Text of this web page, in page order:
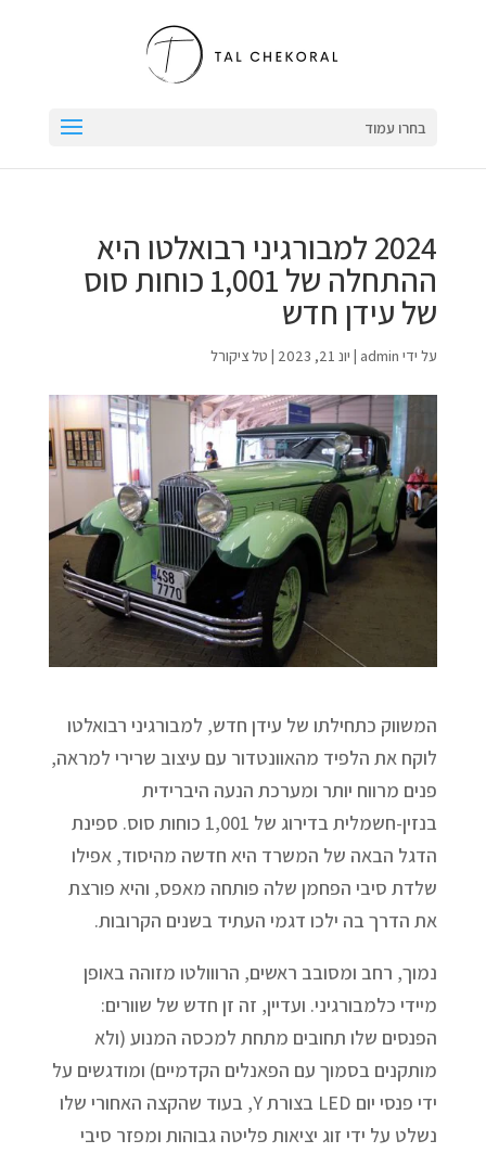
בחרו עמוד
2024 למבורגיני רבואלטו היא
ההתחלה של 1,001 כוחות סוס
של עידן חדש
על ידי admin
| יונ 21, 2023 | טל ציקורל
המשווק כתחילתו של עידן חדש, למבורגיני רבואלטו
לוקח את הלפיד מהאוונטדור עם עיצוב שרירי למראה,
פנים מרווח יותר ומערכת הנעה היברידית
בנזין-חשמלית בדירוג של 1,001 כוחות סוס. ספינת
הדגל הבאה של המשרד היא חדשה מהיסוד, אפילו
שלדת סיבי הפחמן שלה פותחה מאפס, והיא פורצת
את הדרך בה ילכו דגמי העתיד בשנים הקרובות.
נמוך, רחב ומסובב ראשים, הרווולטו מזוהה באופן
מיידי כלמבורגיני. ועדיין, זה זן חדש של שוורים:
הפנסים שלו תחובים מתחת למכסה המנוע (ולא
מותקנים בסמוך עם הפאנלים הקדמיים) ומודגשים על
ידי פנסי יום LED בצורת Y, בעוד שהקצה האחורי שלו
נשלט על ידי זוג יציאות פליטה גבוהות ומפזר סיבי